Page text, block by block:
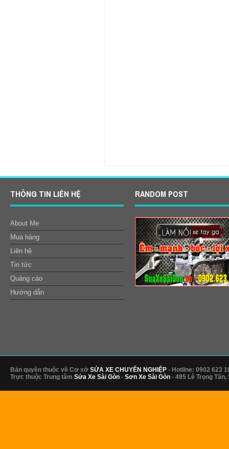
THÔNG TIN LIÊN HỆ
About Me
Mua hàng
Liên hệ
Tin tức
Quảng cáo
Hướng dẫn
RANDOM POST
Bản quyền thuộc về Cơ sở SỬA XE CHUYÊN NGHIỆP- Hotline: 0902 623
Trực thuộc Trung tâm Sửa Xe Sài Gòn- Sơn Xe Sài Gòn- 495 Lê Trọng Tấn,